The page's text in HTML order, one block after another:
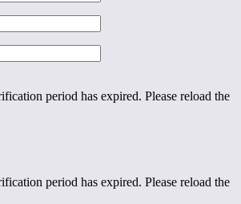
period has expired. Please reload the
period has expired. Please reload the